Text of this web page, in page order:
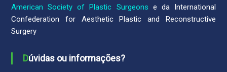
American Society of Plastic Surgeons e da International
Confederation for Aesthetic Plastic and Reconstructive
Surgery
Dúvidas ou informações?